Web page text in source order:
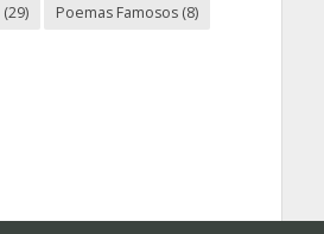
(29) Poemas Famosos(8)